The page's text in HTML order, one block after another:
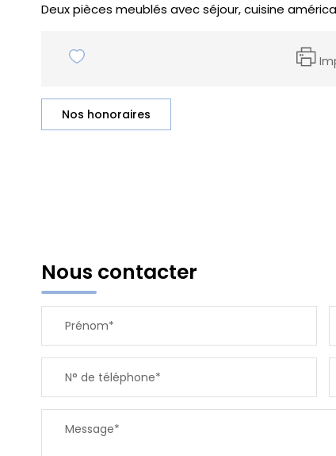
Deux pièces meublés avec séjour, cuisine
Nos honoraires
Nous contacter
Prénom*
N° de téléphone*
Message*